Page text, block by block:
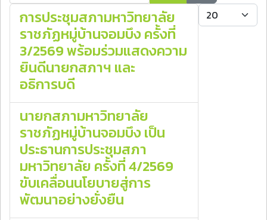
แสดง #
การประชุมสภามหาวิทยาลัย
ราชภัฏหมู่บ้านจอมบึง ครั้งที่
3/2569 พร้อมร่วมแสดงความ
ยินดีนายกสภาฯ และ
อธิการบดี
นายกสภามหาวิทยาลัย
ราชภัฏหมู่บ้านจอมบึง เป็น
ประธานการประชุมสภา
มหาวิทยาลัย ครั้งที่ 4/2569
ขับเคลื่อนนโยบายสู่การ
พัฒนาอย่างยั่งยืน